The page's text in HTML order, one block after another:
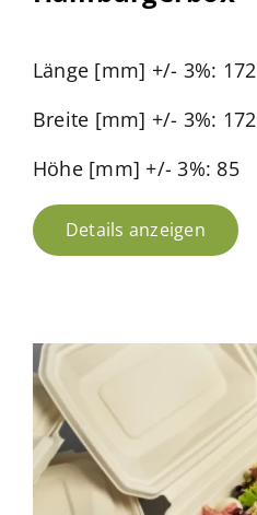
Länge [mm] +/- 3%: 172
Breite [mm] +/- 3%: 172
Höhe [mm] +/- 3%: 85
Details anzeigen